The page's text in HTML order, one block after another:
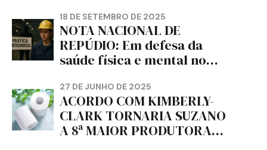
18 DE SETEMBRO DE 2025
NOTA NACIONAL DE
REPÚDIO: Em defesa da
saúde física e mental no
da dignidade sindical.
27 DE JUNHO DE 2025
ACORDO COM KIMBERLY-
CLARK TORNARIA SUZANO
A 8ª MAIOR PRODUTORA